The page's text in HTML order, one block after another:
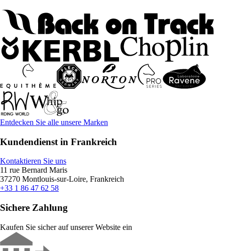
Entdecken Sie alle unsere Marken
Kundendienst in Frankreich
Kontaktieren Sie uns
11 rue Bernard Maris
37270 Montlouis-sur-Loire, Frankreich
+33 1 86 47 62 58
Sichere Zahlung
Kaufen Sie sicher auf unserer Website ein